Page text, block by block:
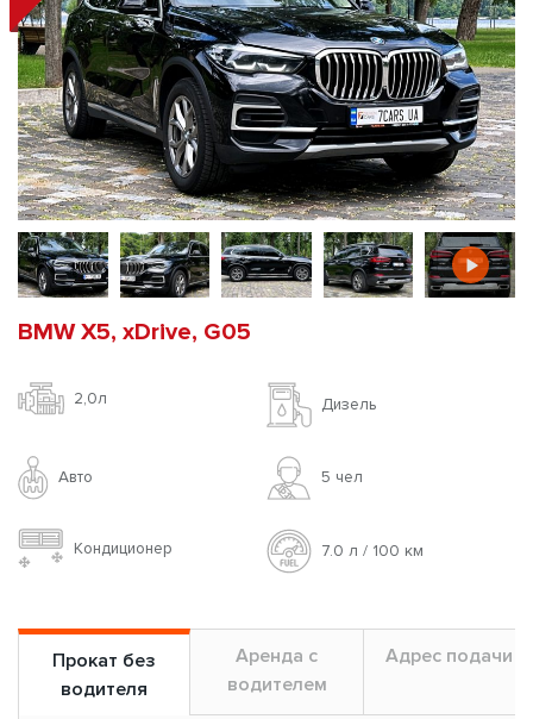
BMW X5, xDrive, G05
2,0л Дизель
Авто 5 чел
Кондиционер 7.0 л / 100 км
Прокат без
водителя
Аренда с
водителем
Адрес подачи